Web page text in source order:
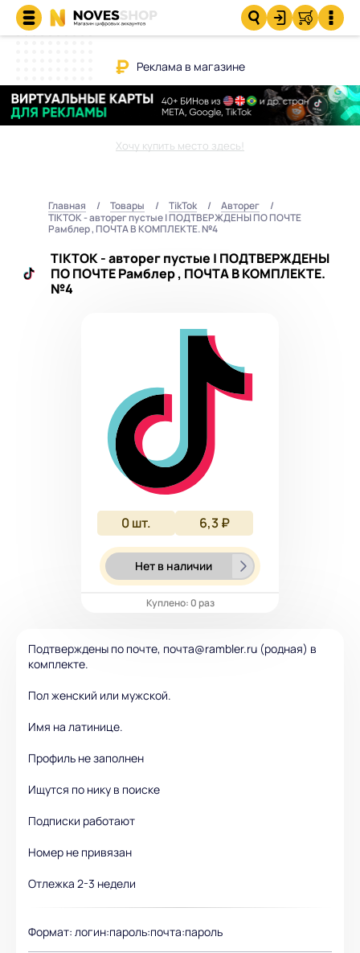
Реклама в магазине
Хочу купить место здесь!
Главная Товары TikTok
Авторег
TIKTOK - авторег пустые | ПОДТВЕРЖДЕНЫ ПО ПОЧТЕ
Рамблер , ПОЧТА В КОМПЛЕКТЕ. №4
TIKTOK - авторег пустые | ПОДТВЕРЖДЕНЫ
ПО ПОЧТЕ Рамблер , ПОЧТА В КОМПЛЕКТЕ.
№4
0шт. 6,3 ₽
Нет в наличии
Куплено: 0 раз
Подтверждены по почте, почта@rambler.ru (родная) в
комплекте.
Пол женский или мужской.
Имя на латинице.
Профиль не заполнен
Ищутся по нику в поиске
Подписки работают
Номер не привязан
Отлежка 2-3 недели
Формат: логин:пароль:почта:пароль